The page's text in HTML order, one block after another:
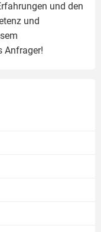
und den
und
Anfrager!